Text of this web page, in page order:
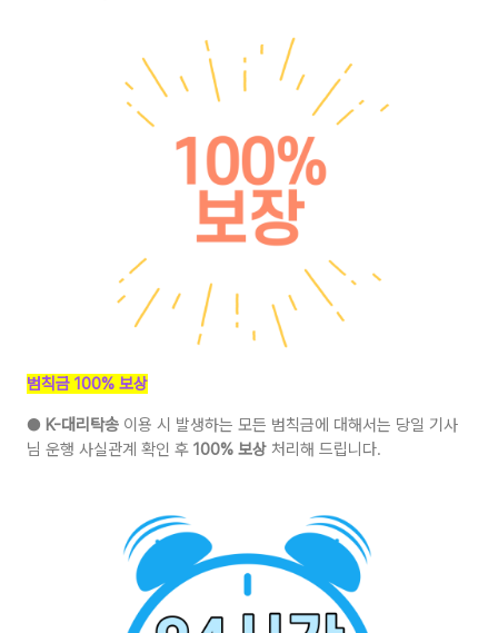
범칙금 100% 보상
● K-대리탁송 이용 시 발생하는 모든 범칙금에 대해서는 당일 기사
님 운행 사실관계 확인 후 100% 보상 처리해 드립니다.